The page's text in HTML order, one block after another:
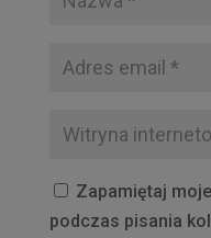
Zapamiętaj
podczas pisania